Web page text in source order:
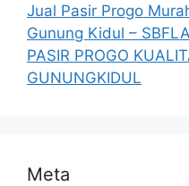
Jual Pasir Progo
Gunung Kidul –
PASIR PROGO
GUNUNGKIDUL
Meta